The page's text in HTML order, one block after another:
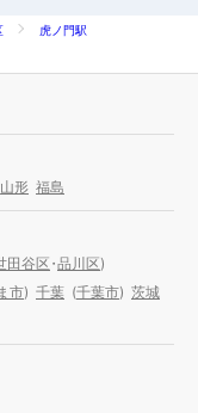
虎ノ門駅
山形 福島
田谷区・品川区)
市) 千葉 (千葉市) 茨城